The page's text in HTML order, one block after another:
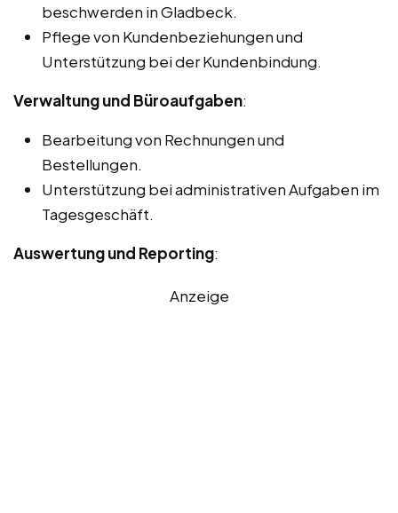
beschwerden in Gladbeck.
Pflege von Kundenbeziehungen und
Unterstützung bei der Kundenbindung.
Verwaltung und Büroaufgaben:
Bearbeitung von Rechnungen und
Bestellungen.
Unterstützung bei administrativen Aufgaben im
Tagesgeschäft.
Auswertung und Reporting:
Anzeige